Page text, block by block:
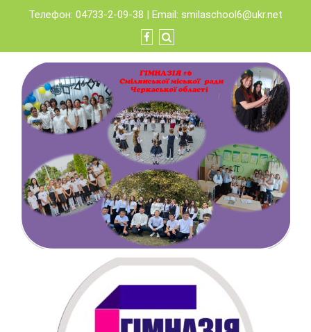
content
Телефон: 04733-2-09-38 | Email: smilaschool6@ukr.net